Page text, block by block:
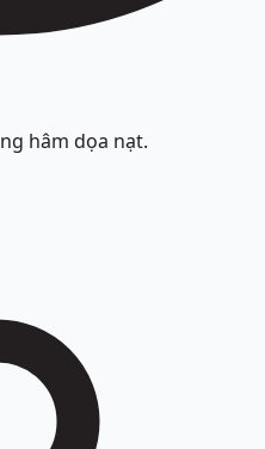
hâm dọa nạt.